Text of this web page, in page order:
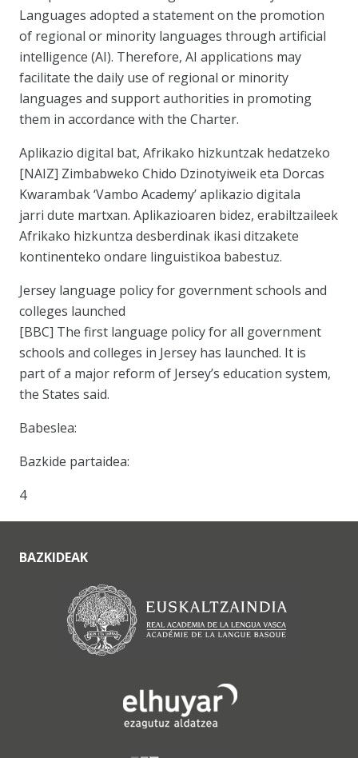
Languages adopted a statement on the promotion
of regional or minority languages through artificial
intelligence (AI). Therefore, AI applications may
facilitate the daily use of regional or minority
languages and support authorities in promoting
them in accordance with the Charter.
Aplikazio digital bat, Afrikako hizkuntzak hedatzeko
[NAIZ] Zimbabweko Chido Dzinotyiweik eta Dorcas
Kwarambak ‘Vambo Academy’ aplikazio digitala
jarri dute martxan. Aplikazioaren bidez, erabiltzaileek
Afrikako hizkuntza desberdinak ikasi ditzakete
kontinenteko ondare linguistikoa babestuz.
Jersey language policy for government schools and
colleges launched
[BBC] The first language policy for all government
schools and colleges in Jersey has launched. It is
part of a major reform of Jersey’s education system,
the States said.
Babeslea:
Bazkide partaidea:
4
BAZKIDEAK